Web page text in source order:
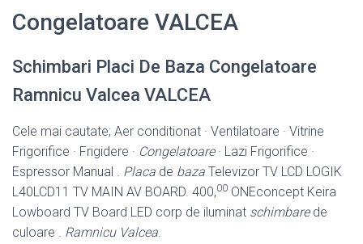
Congelatoare VALCEA
Schimbari Placi De Baza Congelatoare
Ramnicu Valcea VALCEA
Cele mai cautate; Aer conditionat · Ventilatoare · Vitrine
Frigorifice · Frigidere · Congelatoare· Lazi Frigorifice ·
Espressor Manual . Placa de baza Televizor TV LCD LOGIK
L40LCD11 TV MAIN AV BOARD. 400,00 ONEconcept Keira
Lowboard TV Board LED corp de iluminat schimbarede
culoare . Ramnicu Valcea.